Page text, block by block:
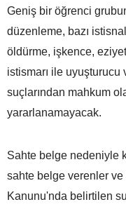
Geniş bir öğrenci
düzenleme, bazı
öldürme, işkence,
istismarı ile uyuşturucu
suçlarından mahkum
yararlanamayacak.
Sahte belge nedeniyle
sahte belge verenler ve
Kanunu'nda belirtilen